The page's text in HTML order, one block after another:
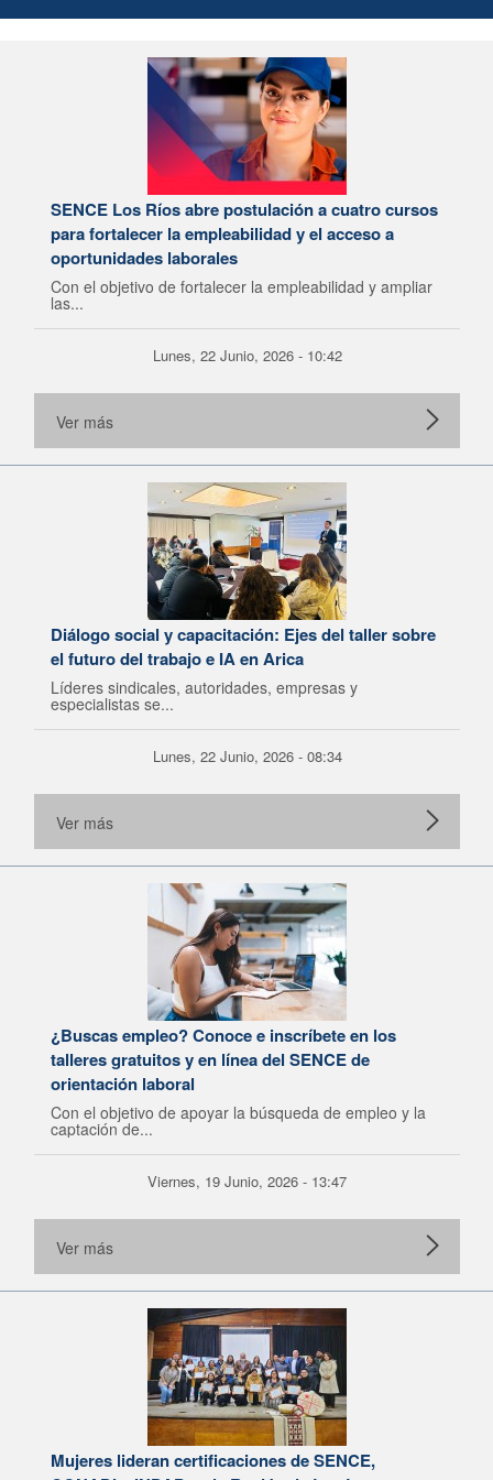
SENCE Los Ríos abre postulación a cuatro cursos
para fortalecer la empleabilidad y el acceso a
oportunidades laborales
Con el objetivo de fortalecer la empleabilidad y ampliar
las...
Lunes, 22 Junio, 2026 - 10:42
Ver más
Diálogo social y capacitación: Ejes del taller sobre
el futuro del trabajo e IA en Arica
Líderes sindicales, autoridades, empresas y
especialistas se...
Lunes, 22 Junio, 2026 - 08:34
Ver más
¿Buscas empleo? Conoce e inscríbete en los
talleres gratuitos y en línea del SENCE de
orientación laboral
Con el objetivo de apoyar la búsqueda de empleo y la
captación de...
Viernes, 19 Junio, 2026 - 13:47
Ver más
Mujeres lideran certificaciones de SENCE,